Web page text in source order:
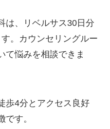
は、リベルサス30日分
。カウンセリングルー
て悩みを相談できま
歩4分とアクセス良好
す。